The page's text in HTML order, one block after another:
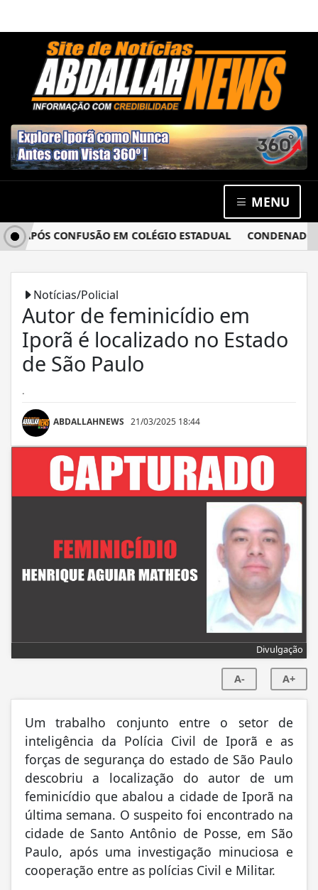
MENU
CONFUSÃO EM COLÉGIO ESTADUAL CONDENADO
Notícias/Policial
Autor de feminicídio em
Iporã é localizado no Estado
de São Paulo
.
ABDALLAHNEWS 21/03/2025 18:44
Divulgação
A- A+
Um trabalho conjunto entre o setor de
inteligência da Polícia Civil de Iporã e as
forças de segurança do estado de São Paulo
descobriu a localização do autor de um
feminicídio que abalou a cidade de Iporã na
última semana. O suspeito foi encontrado na
cidade de Santo Antônio de Posse, em São
Paulo, após uma investigação minuciosa e
cooperação entre as polícias Civil e Militar.